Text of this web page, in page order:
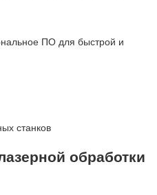
ПО для быстрой и
обработки